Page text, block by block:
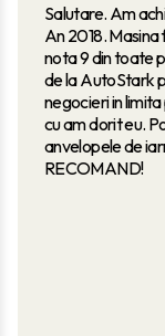
Salutare. Am
An 2018.
nota 9 din toate
de la AutoStark
negocieri in
cu am dorit eu.
anvelopele de
RECOMAND!